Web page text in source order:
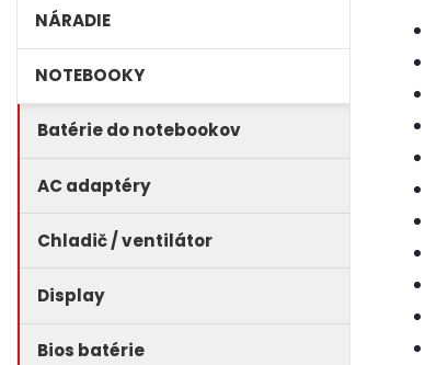
NÁRADIE
NOTEBOOKY
Batérie do notebookov
AC adaptéry
Chladič / ventilátor
Display
Bios batérie